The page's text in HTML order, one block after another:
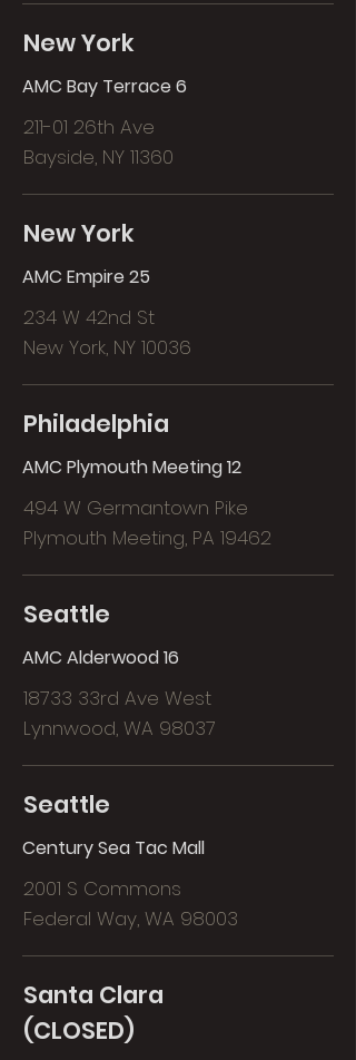
New York
AMC Bay Terrace 6
211-01 26th Ave
Bayside, NY 11360
New York
AMC Empire 25
234 W 42nd St
New York, NY 10036
Philadelphia
AMC Plymouth Meeting 12
494 W Germantown Pike
Plymouth Meeting, PA 19462
Seattle
AMC Alderwood 16
18733 33rd Ave West
Lynnwood, WA 98037
Seattle
Century Sea Tac Mall
2001 S Commons
Federal Way, WA 98003
Santa Clara
(CLOSED)